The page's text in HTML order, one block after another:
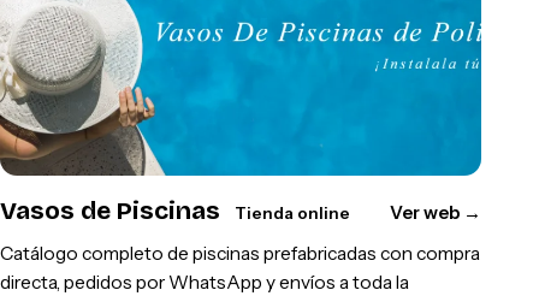
Vasos de Piscinas Tienda online Ver web →
Catálogo completo de piscinas prefabricadas con compra
directa, pedidos por WhatsApp y envíos a toda la